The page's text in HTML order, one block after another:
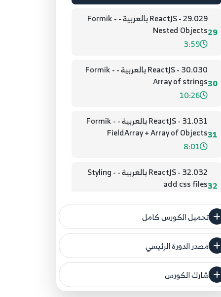
29
29.029 - ReactJS بالعربية - Formik -
Nested Objects
3:59
30
30.030 - ReactJS بالعربية - Formik -
Array of strings
10:26
31
31.031 - ReactJS بالعربية - Formik -
FieldArray + Array of Objects
8:01
32
32.032 - ReactJS بالعربية - Styling -
add css files
33
Dynamic class name
5:18
34
set styles dynamically
تحميل الكورس كامل
مصدر الدورة الرئيسي
فنحن لا ندعي ملكية أي دورة ولهذا نضع المصدر
مصدر الدورة الرئيسي
شارك الكورس